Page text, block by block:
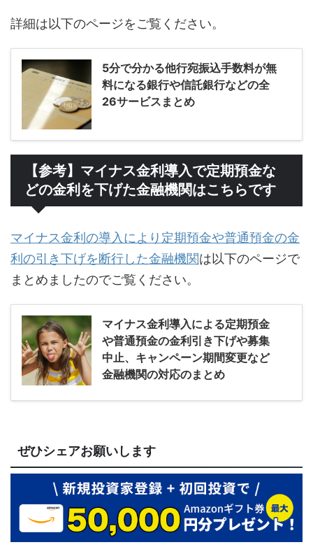
詳細は以下のページをご覧ください。
5分で分かる他行宛振込手数料が無
料になる銀行や信託銀行などの全
26サービスまとめ
【参考】マイナス金利導入で定期預金な
どの金利を下げた金融機関はこちらです
マイナス金利の導入により定期預金や普通預金の金
利の引き下げを断行した金融機関は以下のページで
まとめましたのでご覧ください。
マイナス金利導入による定期預金
や普通預金の金利引き下げや募集
中止、キャンペーン期間変更など
金融機関の対応のまとめ
ぜひシェアお願いします